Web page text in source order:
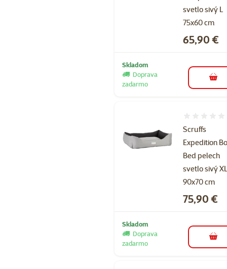
svetlo sivý L
75x60 cm
Cena
65,90 €
Skladom
Doprava
zadarmo
do
Scruffs
Expedition
Bed pelech
svetlo sivý
90x70 cm
Cena
75,90 €
Skladom
Doprava
zadarmo
do